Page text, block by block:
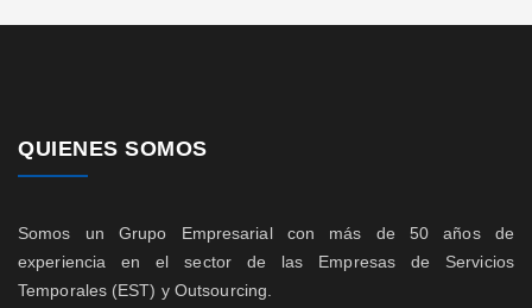
QUIENES SOMOS
Somos un Grupo Empresarial con más de 50 años de
experiencia en el sector de las Empresas de Servicios
Temporales (EST) y Outsourcing.